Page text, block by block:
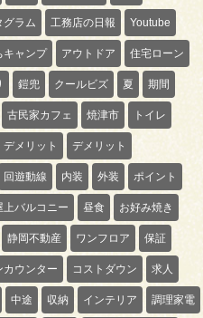
グラム 工務店の日報 Youtube
キャンプ アウトドア 住宅ローン
鎧兜 クールビズ 夏 期間
古民家カフェ 焼津市 トイレ
デメリット デメリット
回遊動線 内装 外装 ポイント
上バルコニー 昼食 お好み焼き
静岡不動産 ワンフロア 保証
カウンター コストダウン 求人
中途 収納 インテリア 調理家電